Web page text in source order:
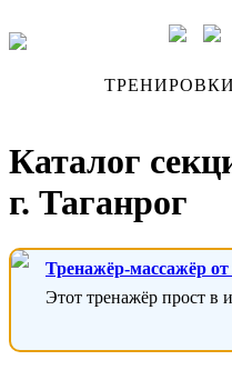
ТРЕНИРОВКИ
Каталог
г. Таганрог
Тренажёр-массажёр от
Этот тренажёр прост в